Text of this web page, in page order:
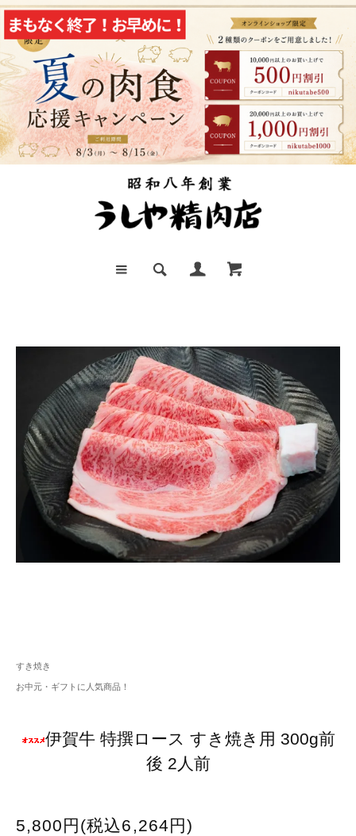
すき焼き
お中元・ギフトに人気商品！
伊賀牛 特撰ロース すき焼き用 300g前
後 2人前
5,800円(税込6,264円)